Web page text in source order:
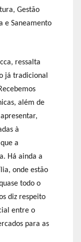
Gestão
e Saneamento
ressalta
já tradicional
além de
à
a
Há ainda a
onde estão
todo o
diz respeito
entre o
para as